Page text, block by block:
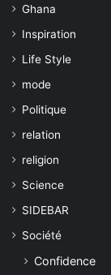
Ghana
Inspiration
Life Style
mode
Politique
relation
religion
Science
SIDEBAR
Société
Confidence